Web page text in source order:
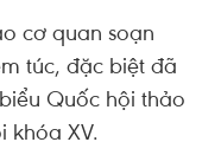
cơ quan soạn
túc, đặc biệt đã
Quốc hội thảo
khóa XV.